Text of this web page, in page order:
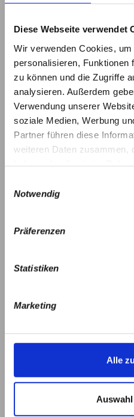
Diese Webseite verwendet
Wir verwenden Cookies,
personalisieren, Funktionen
zu können und die Zugriffe
analysieren. Außerdem
Verwendung unserer
soziale Medien, Werbung
Partner führen diese
weiteren Daten zusammen,
Notwendig
Präferenzen
Statistiken
Marketing
Alle